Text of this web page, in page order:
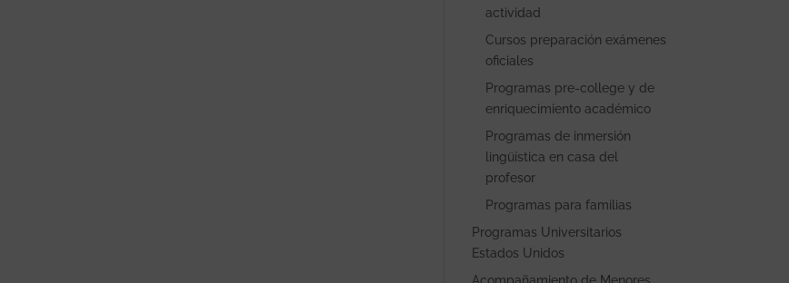
actividad
Cursos preparación exámenes
oficiales
Programas pre-college y de
enriquecimiento académico
Programas de inmersión
lingüística en casa del
profesor
Programas para familias
Programas Universitarios
Estados Unidos